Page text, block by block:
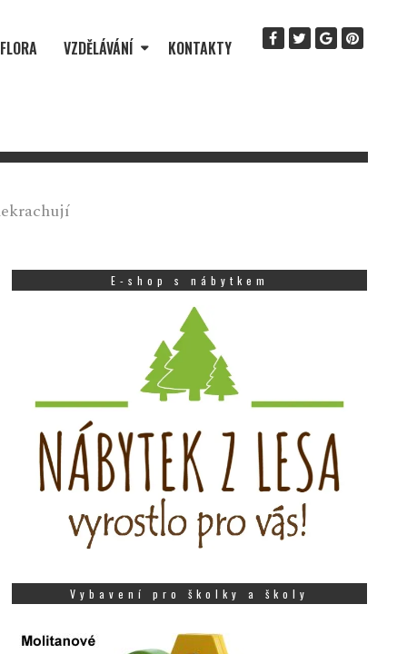
VZDĚLÁVÁNÍ KONTAKTY
E-shop s nábytkem
Vybavení pro školky a školy